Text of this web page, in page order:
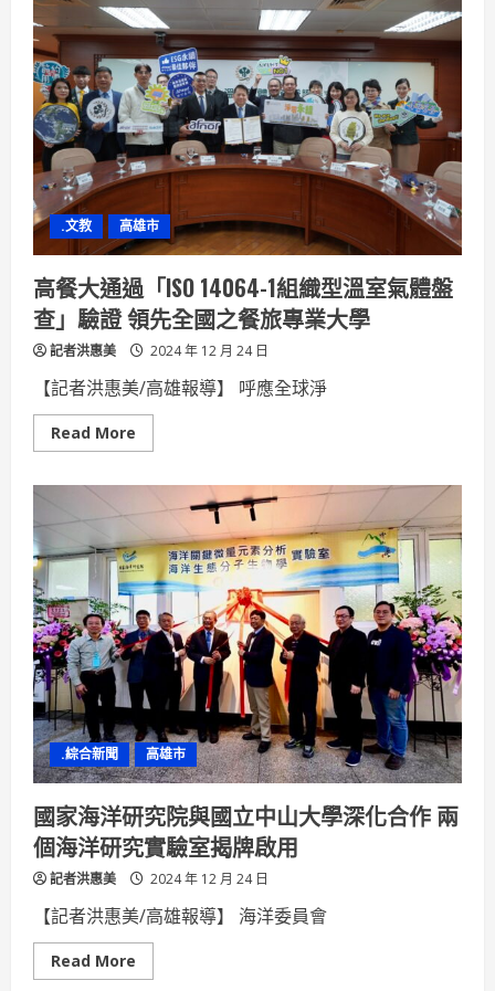
明
聯
誼
會
七
大
宗
教
相
見
歡
.文教 高雄市
高餐大通過「ISO 14064-1組織型溫室氣體盤
查」驗證 領先全國之餐旅專業大學
記者洪惠美 2024 年 12 月 24 日
【記者洪惠美/高雄報導】 呼應全球淨
Read More
more
過
「ISO
14064-
1
組
織
型
溫
室
氣
體
盤
查」
驗
證
領
先
全
國
之
餐
旅
專
大
學
.綜合新聞 高雄市
國家海洋研究院與國立中山大學深化合作 兩
個海洋研究實驗室揭牌啟用
記者洪惠美 2024 年 12 月 24 日
【記者洪惠美/高雄報導】 海洋委員會
Read More
more